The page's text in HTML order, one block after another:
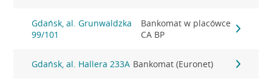
Gdańsk, al. Grunwaldzka
99/101
Bankomat w placówce
CA BP
Gdańsk, al. Hallera 233A Bankomat (Euronet)